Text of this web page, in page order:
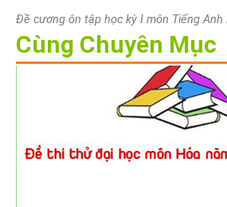
Đề cương ôn tập học kỳ I môn Tiếng Anh
Cùng Chuyên Mục